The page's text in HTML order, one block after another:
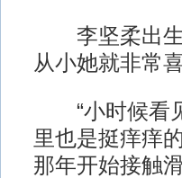
李坚柔出生
从小她就非常
“小时候看见
里也是挺痒痒
那年开始接触